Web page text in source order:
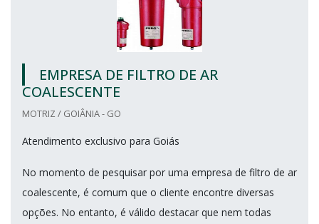
EMPRESA DE FILTRO DE AR
COALESCENTE
MOTRIZ / GOIÂNIA - GO
Atendimento exclusivo para Goiás
No momento de pesquisar por uma empresa de filtro de ar
coalescente, é comum que o cliente encontre diversas
opções. No entanto, é válido destacar que nem todas